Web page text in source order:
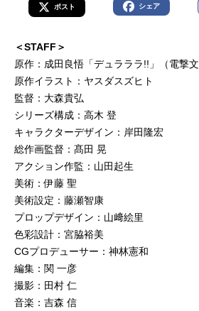
ポスト シェア
＜STAFF＞
原作：成田良悟「デュラララ!!」（電撃文
原作イラスト：ヤスダスズヒト
監督：大森貴弘
シリーズ構成：高木 登
キャラクターデザイン：岸田隆宏
総作画監督：髙田 晃
アクション作監：山田起生
美術：伊藤 聖
美術設定：藤瀬智康
プロップデザイン：山﨑絵里
色彩設計：宮脇裕美
CGプロデューサー：神林憲和
編集：関 一彦
撮影：田村 仁
音楽：吉森 信